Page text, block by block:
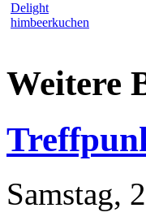
Weitere
Samstag,